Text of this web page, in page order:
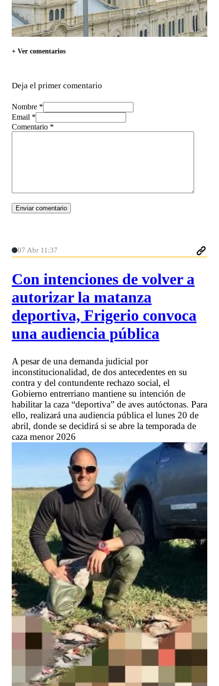
+ Ver comentarios
Deja el primer comentario
Nombre *
Email *
Comentario *
07 Abr 11:37
Con intenciones de volver a
autorizar la matanza
deportiva, Frigerio convoca
una audiencia pública
A pesar de una demanda judicial por
inconstitucionalidad, de dos antecedentes en su
contra y del contundente rechazo social, el
Gobierno entrerriano mantiene su intención de
habilitar la caza “deportiva” de aves autóctonas. Para
ello, realizará una audiencia pública el lunes 20 de
abril, donde se decidirá si se abre la temporada de
caza menor 2026